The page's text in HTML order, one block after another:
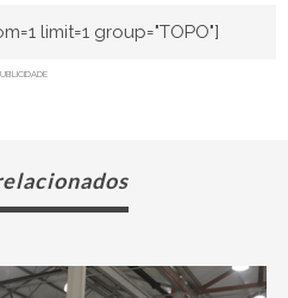
limit=1 group="TOPO"]